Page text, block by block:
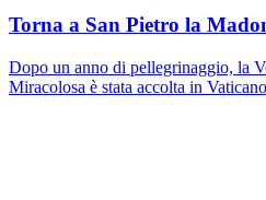
Torna a San Pietro la
Dopo un anno di pellegrinaggio, la
Miracolosa è stata accolta in